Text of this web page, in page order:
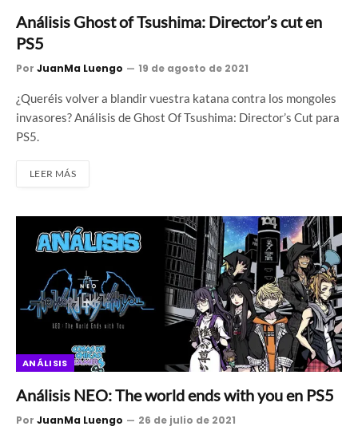
Análisis Ghost of Tsushima: Director’s cut en
PS5
Por JuanMa Luengo 19 de agosto de 2021
¿Queréis volver a blandir vuestra katana contra los mongoles
invasores? Análisis de Ghost Of Tsushima: Director’s Cut para
PS5.
LEER MÁS
ANÁLISIS
Análisis NEO: The world ends with you en PS5
Por JuanMa Luengo 26 de julio de 2021